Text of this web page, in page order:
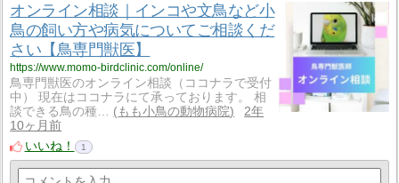
オンライン相談｜インコや文鳥など小
鳥の飼い方や病気についてご相談くだ
さい【鳥専門獣医】
https://www.momo-birdclinic.com/online/
鳥専門獣医のオンライン相談（ココナラで受付
中） 現在はココナラにて承っております。 相
談できる鳥の種…
もも小鳥の動物病院
2年
10ヶ月前
いいね！
1